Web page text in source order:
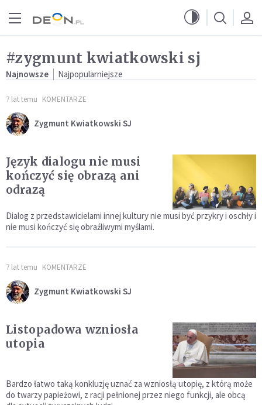
#zygmunt kwiatkowski sj
Najnowsze Najpopularniejsze
7 lat temu KOMENTARZE
Zygmunt Kwiatkowski SJ
Język dialogu nie musi
kończyć się obrazą ani
odrazą
Dialog z przedstawicielami innej kultury nie musi być przykry i oschły i
nie musi kończyć się obraźliwymi myślami.
7 lat temu KOMENTARZE
Zygmunt Kwiatkowski SJ
Listopadowa wzniosła
utopia
Bardzo łatwo taką konkluzję uznać za wzniosłą utopię, z którą może
do twarzy papieżowi, z racji pełnionej przez niego funkcji, ale obcą